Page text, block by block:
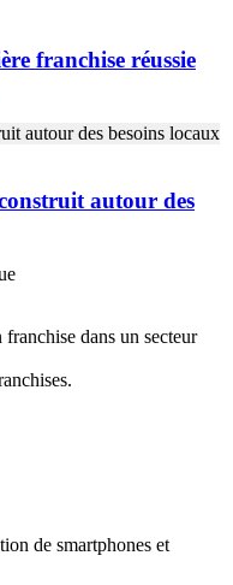
franchise réussie
autour des
dans un secteur
de smartphones et